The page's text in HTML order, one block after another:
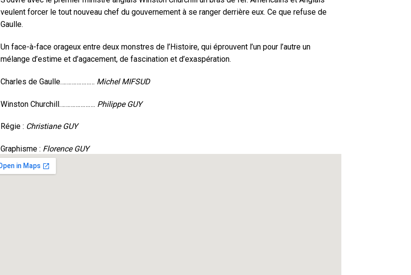
veulent forcer le tout nouveau chef du gouvernement à se ranger derrière eux. Ce que refuse de
Gaulle.
Un face-à-face orageux entre deux monstres de l’Histoire, qui éprouvent l’un pour l’autre un
mélange d’estime et d’agacement, de fascination et d’exaspération.
Charles de Gaulle………………… Michel MIFSUD
Winston Churchill…………………. Philippe GUY
Régie : Christiane GUY
Graphisme : Florence GUY